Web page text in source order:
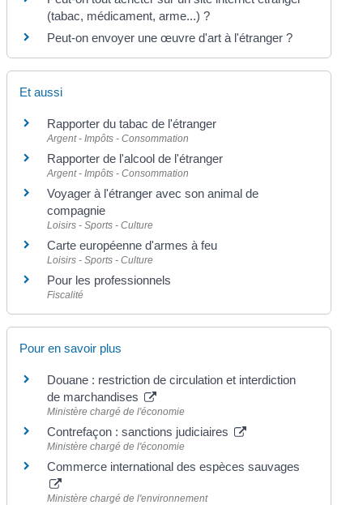
(tabac, médicament, arme...) ?
Peut-on envoyer une œuvre d'art à l'étranger ?
Et aussi
Rapporter du tabac de l'étranger
Argent - Impôts - Consommation
Rapporter de l'alcool de l'étranger
Argent - Impôts - Consommation
Voyager à l'étranger avec son animal de
compagnie
Loisirs - Sports - Culture
Carte européenne d'armes à feu
Loisirs - Sports - Culture
Pour les professionnels
Fiscalité
Pour en savoir plus
Douane : restriction de circulation et interdiction
de marchandises
Ministère chargé de l'économie
Contrefaçon : sanctions judiciaires
Ministère chargé de l'économie
Commerce international des espèces sauvages
Ministère chargé de l'environnement